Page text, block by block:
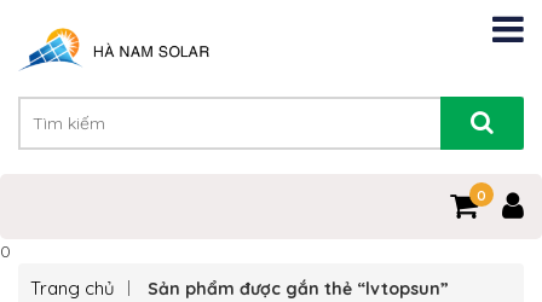
0
0
Trang chủ Sản phẩm được gắn thẻ “lvtopsun”